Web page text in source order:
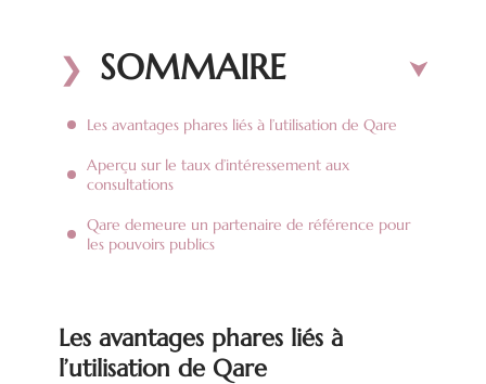
SOMMAIRE
Les avantages phares liés à l’utilisation de Qare
Aperçu sur le taux d’intéressement aux
consultations
Qare demeure un partenaire de référence pour
les pouvoirs publics
Les avantages phares liés à
l’utilisation de Qare